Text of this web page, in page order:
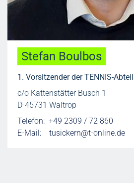
Stefan Boulbos
1. Vorsitzender der TENNIS-
c/o Kattenstätter Busch 1
D-45731 Waltrop
Telefon: +49 2309 / 72 860
E-Mail: tusickern@t-online.de